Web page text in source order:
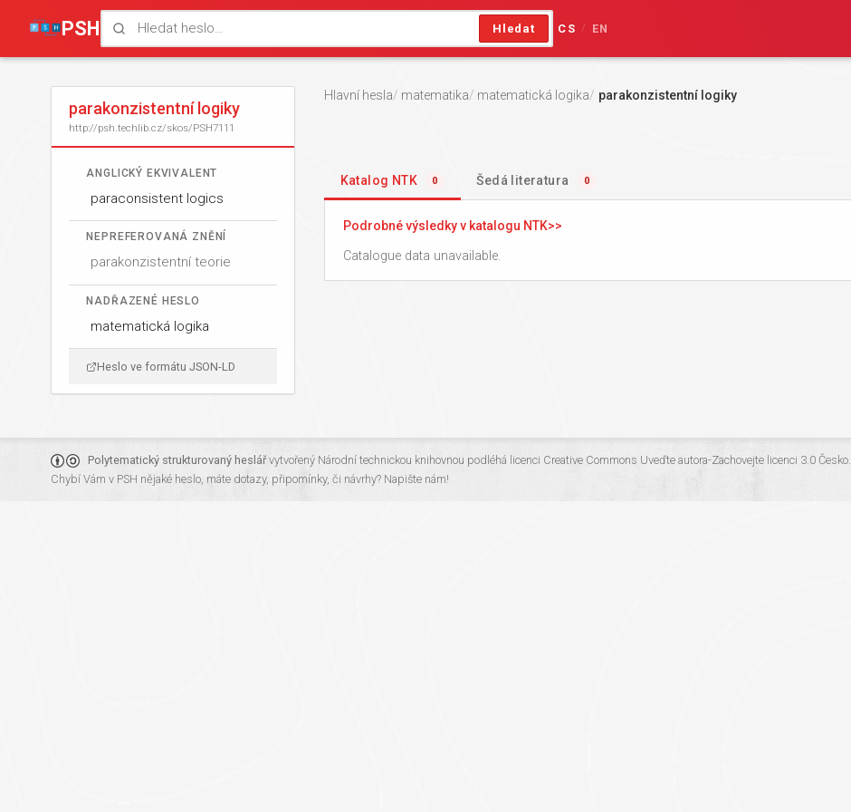
PSH Hledat CS / EN
parakonzistentní logiky
http://psh.techlib.cz/skos/PSH7111
ANGLICKÝ EKVIVALENT
paraconsistent logics
NEPREFEROVANÁ ZNĚNÍ
parakonzistentní teorie
NADŘAZENÉ HESLO
matematická logika
Heslo ve formátu JSON-LD
Hlavní hesla matematika matematická logika parakonzistentní logiky
Katalog NTK 0 Šedá literatura 0
Podrobné výsledky v katalogu NTK
Catalogue data unavailable.
Polytematický strukturovaný heslářvytvořený Národní technickou knihovnou podléhá licenci Creative Commons Uveďte autora-Zachovejte licenci 3.0 Česko.
Chybí Vám v PSH nějaké heslo, máte dotazy, připomínky, či návrhy? Napište nám!